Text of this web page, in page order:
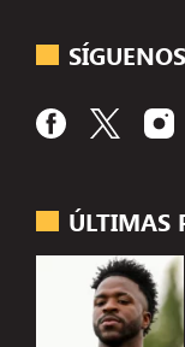
ÚLTIMAS
SÍGUENOS